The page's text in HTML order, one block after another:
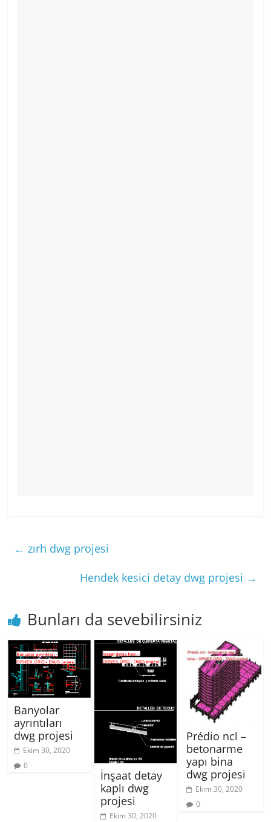
← zırh dwg projesi
Hendek kesici detay dwg projesi →
Bunları da sevebilirsiniz
Banyolar
ayrıntıları
dwg projesi
Ekim 30, 2020
0
İnşaat detay
kaplı dwg
projesi
Ekim 30, 2020
Prédio ncl –
betonarme
yapı bina
dwg projesi
Ekim 30, 2020
0